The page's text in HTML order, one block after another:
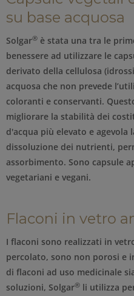
su base acquosa
Solgar® è stata una tra le
benessere ad utilizzare le
derivato della cellulosa
acquosa che non prevede
coloranti e conservanti.
migliorare la stabilità dei
d'acqua più elevato e agevola
dissoluzione dei nutrienti,
assorbimento. Sono capsule
vegetariani e vegani.
Flaconi in vetro
I flaconi sono realizzati in
percolato, sono non porosi e
di flaconi ad uso medicinale
soluzioni, Solgar® li utilizza